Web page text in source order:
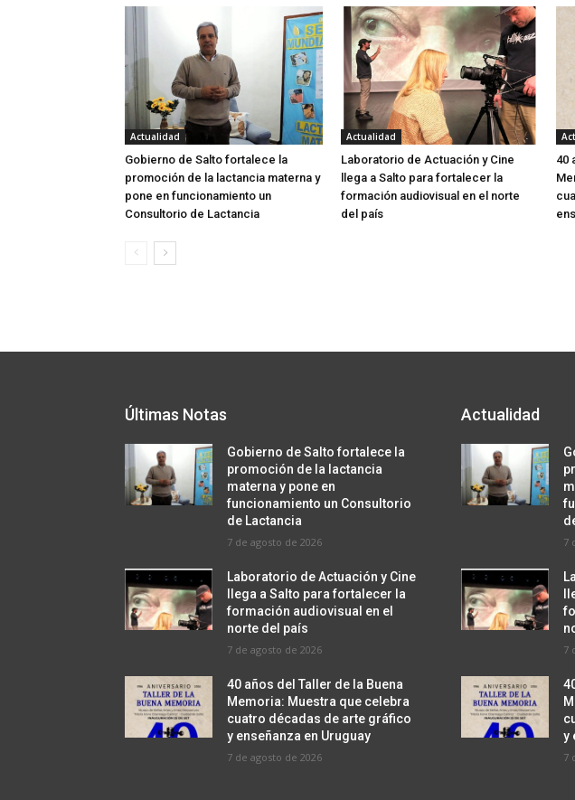
Actualidad
Gobierno de Salto fortalece la
promoción de la lactancia materna y
pone en funcionamiento un
Consultorio de Lactancia
Actualidad
Laboratorio de Actuación y Cine
llega a Salto para fortalecer la
formación audiovisual en el norte
del país
40
Últimas Notas
Gobierno de Salto fortalece la
promoción de la lactancia
materna y pone en
funcionamiento un Consultorio
de Lactancia
7 de agosto de 2026
Laboratorio de Actuación y Cine
llega a Salto para fortalecer la
formación audiovisual en el
norte del país
7 de agosto de 2026
40 años del Taller de la Buena
Memoria: Muestra que celebra
cuatro décadas de arte gráfico
y enseñanza en Uruguay
7 de agosto de 2026
Actualidad
7
7
y
7